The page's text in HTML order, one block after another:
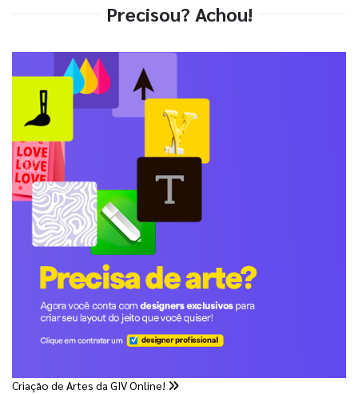
Precisou? Achou!
Criação de Artes da GIV Online!